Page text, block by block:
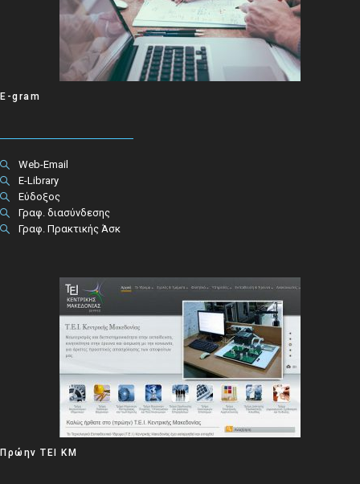
E-gram
Web-Email
E-Library
Εύδοξος
Γραφ. διασύνδεσης
Γραφ. Πρακτικής Άσκ
Πρώην ΤΕΙ ΚΜ